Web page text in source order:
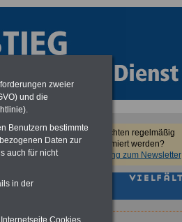
Sie möchten regelmäßig
informiert werden?
Anmeldung zum Newsletter
zweier
und die
Benutzern bestimmte
Daten zur
auch für nicht
in der
Cookies